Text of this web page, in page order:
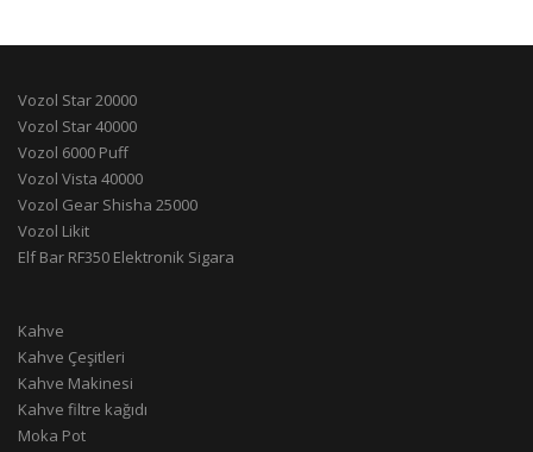
Vozol Star 20000
Vozol Star 40000
Vozol 6000 Puff
Vozol Vista 40000
Vozol Gear Shisha 25000
Vozol Likit
Elf Bar RF350 Elektronik Sigara
Kahve
Kahve Çeşitleri
Kahve Makinesi
Kahve filtre kağıdı
Moka Pot